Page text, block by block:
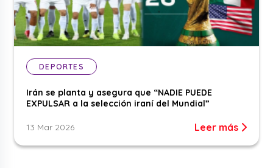
DEPORTES
Irán se planta y asegura que “NADIE PUEDE
EXPULSAR a la selección iraní del Mundial”
13 Mar 2026 Leer más